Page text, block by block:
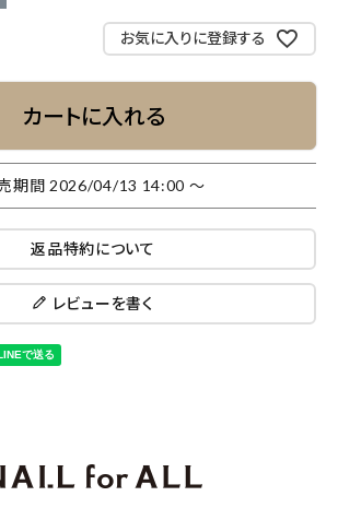
お気に入りに登録する
カートに入れる
期間 2026/04/13 14:00 〜
返品特約について
レビューを書く